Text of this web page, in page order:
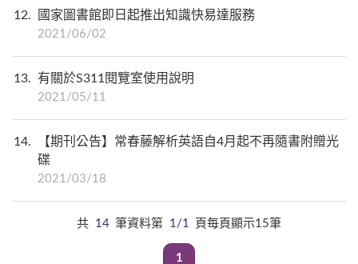
12 國家圖書館即日起推出知識快易達服務
2021/06/02
13 有關於S311閱覽室使用說明
2021/05/11
14
【期刊公告】常春藤解析英語自4月起不再隨書附贈光
碟
2021/03/18
共 14 筆資料第 1/1 頁每頁顯示15筆
1